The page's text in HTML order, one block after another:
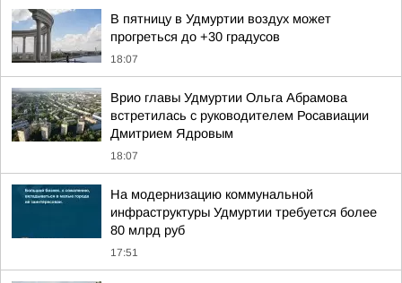
В пятницу в Удмуртии воздух может
прогреться до +30 градусов
18:07
Врио главы Удмуртии Ольга Абрамова
встретилась с руководителем Росавиации
Дмитрием Ядровым
18:07
На модернизацию коммунальной
инфраструктуры Удмуртии требуется более
80 млрд руб
17:51